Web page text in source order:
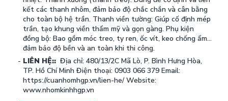
nhiệt. Thanh xương (thanh treo): Dùng để cố định và liên
kết các thanh nhôm, đảm bảo độ chắc chắn và cân bằng
cho toàn bộ hệ trần. Thanh viền tường: Giúp cố định mép
trần, tạo khung viền thẩm mỹ và gọn gàng. Phụ kiện
đồng bộ: Bao gồm móc treo, ty ren, ốc vít, keo chống ẩm…
đảm bảo độ bền và an toàn khi thi công.
LIÊN HỆ:: Địa chỉ: 480/13/2C Mã Lò, P. Bình Hưng Hòa,
TP. Hồ Chí Minh Điện thoại: 0903 066 379 Email:
https://cuanhomhgp.vn/lien-he/ Website:
www.nhomkinhhgp.vn